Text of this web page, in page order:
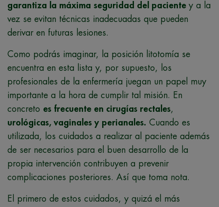
garantiza la máxima seguridad del paciente y a la
vez se evitan técnicas inadecuadas que pueden
derivar en futuras lesiones.
Como podrás imaginar, la posición litotomía se
encuentra en esta lista y, por supuesto, los
profesionales de la enfermería juegan un papel muy
importante a la hora de cumplir tal misión. En
concreto es frecuente en cirugías rectales,
urológicas, vaginales y perianales. Cuando es
utilizada, los cuidados a realizar al paciente además
de ser necesarios para el buen desarrollo de la
propia intervención contribuyen a prevenir
complicaciones posteriores. Así que toma nota.
El primero de estos cuidados, y quizá el más